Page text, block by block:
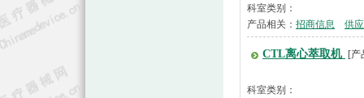
科室类别：
产品相关： 招商信息 供
CTL离心萃取机 [产
科室类别：